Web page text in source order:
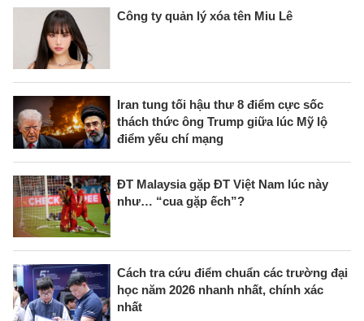
Công ty quản lý xóa tên Miu Lê
Iran tung tối hậu thư 8 điểm cực sốc
thách thức ông Trump giữa lúc Mỹ lộ
điểm yếu chí mạng
ĐT Malaysia gặp ĐT Việt Nam lúc này
như… “cua gặp ếch”?
Cách tra cứu điểm chuẩn các trường đại
học năm 2026 nhanh nhất, chính xác
nhất